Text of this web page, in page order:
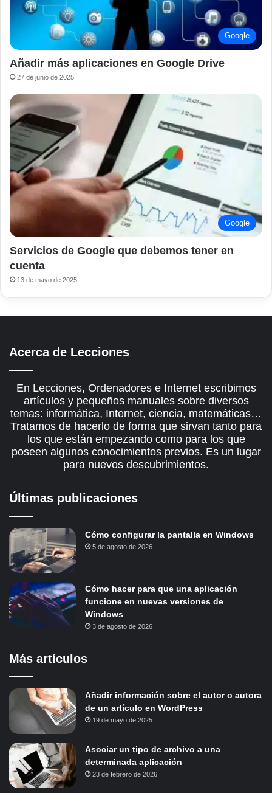
Google
Añadir más aplicaciones en Google Drive
27 de junio de 2025
Google
Servicios de Google que debemos tener en
cuenta
13 de mayo de 2025
Acerca de Lecciones
En Lecciones, Ordenadores e Internet escribimos
artículos y pequeños manuales sobre diversos
temas: informática, Internet, ciencia, matemáticas…
Tratamos de hacerlo de forma que sirvan tanto para
los que están empezando como para los que
poseen algunos conocimientos previos. Es un lugar
para nuevos descubrimientos.
Últimas publicaciones
Cómo configurar la pantalla en Windows
5 de agosto de 2026
Cómo hacer para que una aplicación
funcione en nuevas versiones de
Windows
3 de agosto de 2026
Más artículos
Añadir información sobre el autor o autora
de un artículo en WordPress
19 de mayo de 2025
Asociar un tipo de archivo a una
determinada aplicación
23 de febrero de 2026